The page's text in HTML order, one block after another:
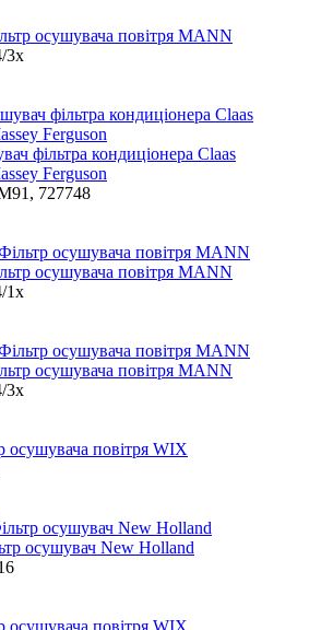
осушувача повітря MANN
3x
фільтра кондиціонера Claas
Ferguson
727748
осушувача повітря MANN
1x
осушувача повітря MANN
3x
осушувача повітря WIX
осушувач New Holland
осушувача повітря WIX